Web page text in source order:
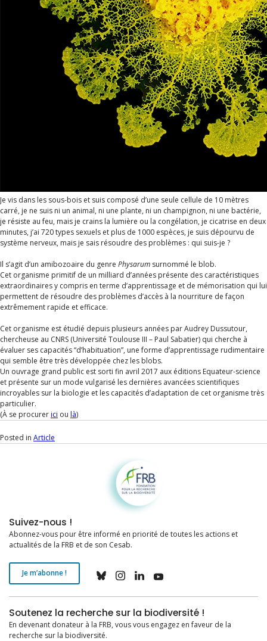
Je vis dans les sous-bois et suis composé d’une seule cellule de 10 mètres
carré, je ne suis ni un animal, ni une plante, ni un champignon, ni une bactérie,
je résiste au feu, mais je crains la lumière ou la congélation, je cicatrise en deux
minutes, j’ai 720 types sexuels et plus de 1000 espèces, je suis dépourvu de
système nerveux, mais je sais résoudre des problèmes : qui suis-je ?
Il s’agit d’un amibozoaire du genre Physarum surnommé le blob.
Cet organisme primitif de un milliard d’années présente des caractéristiques
extraordinaires y compris en terme d’apprentissage et de mémorisation qui lui
permettent de résoudre des problèmes d’accès à la nourriture de façon
extrêmement rapide et efficace.
Cet organisme est étudié depuis plusieurs années par Audrey Dussutour,
chercheuse au CNRS (Université Toulouse III – Paul Sabatier) qui cherche à
évaluer ses capacités “d’habituation”, une forme d’apprentissage rudimentaire
qui semble être très développée chez les blobs.
Un ouvrage grand public est sorti fin avril 2017 aux éditions Equateur-science
et présente sur un mode vulgarisé les dernières avancées scientifiques
incroyables sur la biologie et les capacités d’adaptation de cet organisme très
particulier.
(À se procurerici ou là)
Posted in Article
Fondation pour la recherche sur la biodiversité
Suivez-nous !
Abonnez-vous pour être informé en priorité de toutes les actions et
actualités de la FRB et de son Cesab.
Je m’abonne !
Soutenez la recherche sur la biodiversité !
En devenant donateur à la FRB, vous vous engagez en faveur de la
recherche sur la biodiversité.